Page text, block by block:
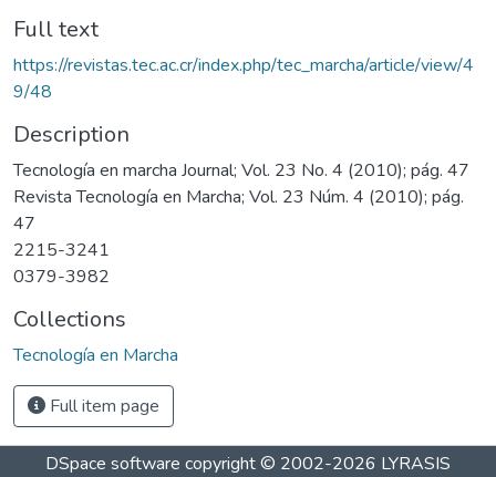
Full text
https://revistas.tec.ac.cr/index.php/tec_marcha/article/view/4
9/48
Description
Tecnología en marcha Journal; Vol. 23 No. 4 (2010); pág. 47
Revista Tecnología en Marcha; Vol. 23 Núm. 4 (2010); pág.
47
2215-3241
0379-3982
Collections
Tecnología en Marcha
Full item page
DSpace software copyright © 2002-2026 LYRASIS